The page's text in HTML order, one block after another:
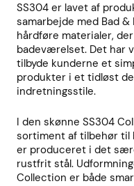
SS304 er lavet af
samarbejde med Bad
hårdføre materialer,
badeværelset. Det har
tilbyde kunderne et
produkter i et tidløst
indretningsstile.
I den skønne SS304
sortiment af tilbehør til
er produceret i det
rustfrit stål.
Collection er både